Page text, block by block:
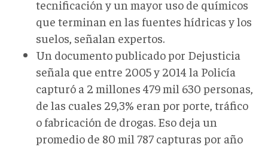
tecnificación y un mayor uso de químicos
que terminan en las fuentes hídricas y los
suelos, señalan expertos.
Un documento publicado por Dejusticia
señala que entre 2005 y 2014 la Policía
capturó a 2 millones 479 mil 630 personas,
de las cuales 29,3% eran por porte, tráfico
o fabricación de drogas. Eso deja un
promedio de 80 mil 787 capturas por año